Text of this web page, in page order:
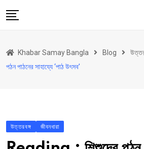
to
উত্তরবঙ্গ
আরও কিছু
Khabar Samay Bangla Blog
পঠন পাঠনের সাহায্যে ‘পাঠ উৎসব’
উত্তরবঙ্গ জীবনধারা